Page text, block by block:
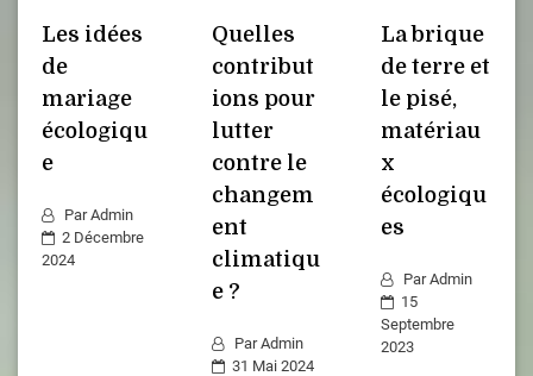
Les idées
de
mariage
écologiqu
e
ParAdmin
2 Décembre
2024
Quelles
contribut
ions pour
lutter
contre le
changem
ent
climatiqu
e ?
ParAdmin
31 Mai 2024
La brique
de terre et
le pisé,
matériau
x
écologiqu
es
ParAdmin
15
Septembre
2023